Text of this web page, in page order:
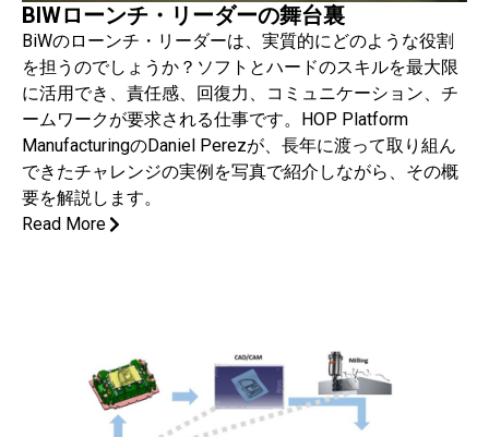
BIWローンチ・リーダーの舞台裏
BiWのローンチ・リーダーは、実質的にどのような役割
を担うのでしょうか？ソフトとハードのスキルを最大限
に活用でき、責任感、回復力、コミュニケーション、チ
ームワークが要求される仕事です。HOP Platform
ManufacturingのDaniel Perezが、長年に渡って取り組ん
できたチャレンジの実例を写真で紹介しながら、その概
要を解説します。
Read More